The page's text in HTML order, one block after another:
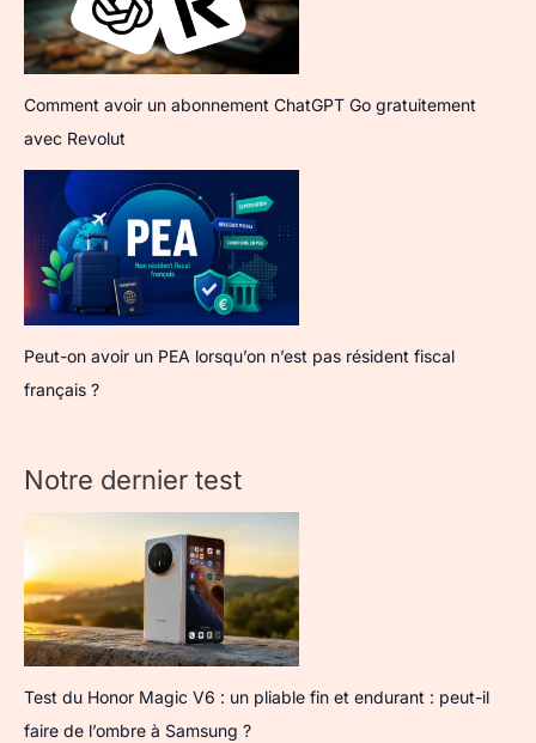
Comment avoir un abonnement ChatGPT Go gratuitement
avec Revolut
Peut-on avoir un PEA lorsqu’on n’est pas résident fiscal
français ?
Notre dernier test
Test du Honor Magic V6 : un pliable fin et endurant : peut-il
faire de l’ombre à Samsung ?